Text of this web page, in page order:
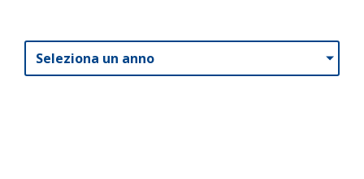
Seleziona un anno